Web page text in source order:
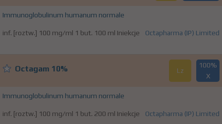
Immunoglobulinum humanum normale
inf. [roztw.] 100 mg/ml 1 but. 100 ml Iniekcje Octapharma (IP) Limited
Octagam 10% Lz
100%
X
Immunoglobulinum humanum normale
inf. [roztw.] 100 mg/ml 1 but. 200 ml Iniekcje Octapharma (IP) Limited